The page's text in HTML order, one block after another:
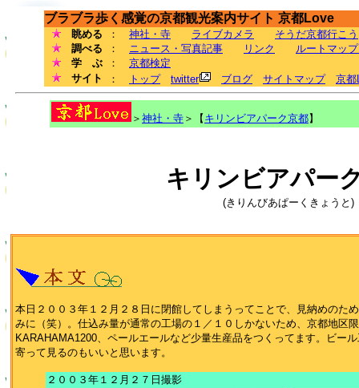
ブラブラ歩く感覚の京都観光案内サイト 京都Love
眺める ： 神社・寺 ライブカメラ
そうだ京都行こう
調べる
： ニュース・写真記事 リンク
ルートマッ
学 ぶ
： 京都検定
サイト
： トップ twitter ブログ サイトマップ 京都
＞ 神社・寺 ＞【 キリンビアパーク京都】
キリンビアパー
(きりんびあぱーくきょうと)
本日２００３年１２月２８日に閉館してしまうってことで、見納めのた
みに（笑）。仕込み量が通常の工場の１／１０しかないため、京都地区
KARAHAMA1200、ペールエールなど少量生産品をつくってます。ビー
寄って見るのもいいと思います。
２００３年１２月２７日撮影